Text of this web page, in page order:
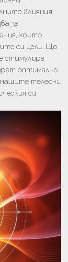
влияния
за
които
си цели. Що
стимулира
оптимално.
телесни
си